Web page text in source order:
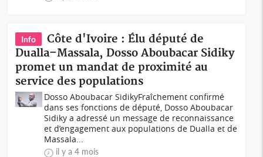
Info
Côte d'Ivoire : Élu député de
Dualla–Massala, Dosso Aboubacar Sidiky
promet un mandat de proximité au
service des populations
Dosso Aboubacar SidikyFraîchement confirmé
dans ses fonctions de député, Dosso Aboubacar
Sidiky a adressé un message de reconnaissance
et d’engagement aux populations de Dualla et de
Massala...
il y a 4 mois